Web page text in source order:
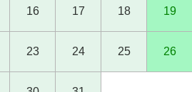
16 17 18 19
23 24 25 26